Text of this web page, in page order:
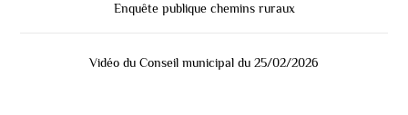
Enquête publique chemins ruraux
Vidéo du Conseil municipal du 25/02/2026